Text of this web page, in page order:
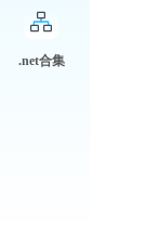
.net合集